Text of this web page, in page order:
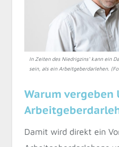
In Zeiten des Niedrigzins‘ kann ein
sein, als ein Arbeitgeberdarlehen.
Warum vergeben
Damit wird direkt ein